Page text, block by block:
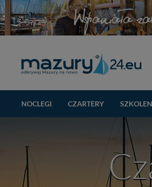
NOCLEGI CZARTERY